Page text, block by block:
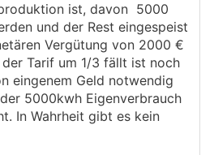
ist, davon 5000
und der Rest eingespeist
Vergütung von 2000 €
Tarif um 1/3 fällt ist noch
eingenem Geld notwendig
5000kwh Eigenverbrauch
In Wahrheit gibt es kein